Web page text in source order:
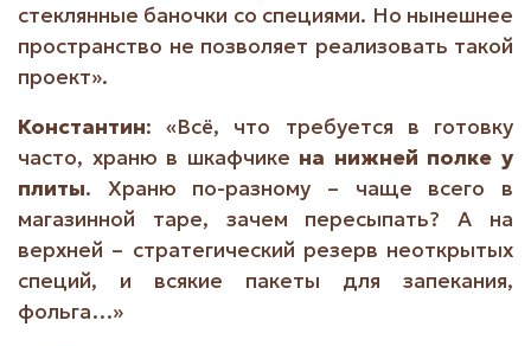
стеклянные баночки со специями. Но нынешнее
пространство не позволяет реализовать такой
проект».
Константин: «Всё, что требуется в готовку
часто, храню в шкафчике на нижней полке у
плиты. Храню по-разному – чаще всего в
магазинной таре, зачем пересыпать? А на
верхней – стратегический резерв неоткрытых
специй, и всякие пакеты для запекания,
фольга…»